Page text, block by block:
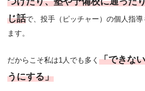
じ話で、投手（ピッチャー）の個人指
ます。
だからこそ私は1人でも多く 「できな
うにする」